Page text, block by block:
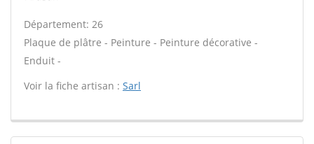
Département: 26
Plaque de plâtre - Peinture - Peinture décorative -
Enduit -
Voir la fiche artisan : Sarl